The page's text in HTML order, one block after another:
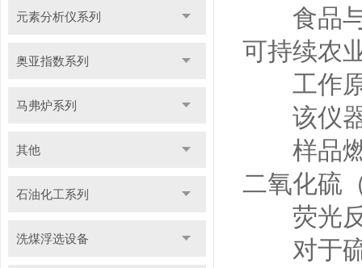
元素分析仪系列
奥亚指数系列
马弗炉系列
其他
石油化工系列
洗煤浮选设备
食品与
可持续农
工作原
该仪器
样品燃
二氧化硫
荧光反
对于硫